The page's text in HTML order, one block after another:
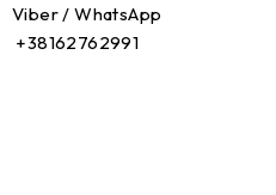
Viber / WhatsApp
+38162762991